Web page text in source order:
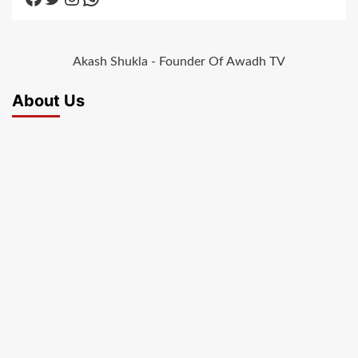
Akash Shukla - Founder Of Awadh TV
About Us